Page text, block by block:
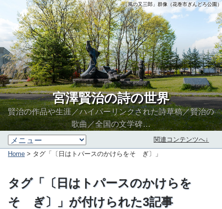
「風の又三郎」群像（花巻市ぎんどろ公園）
宮澤賢治の詩の世界
賢治の作品や生涯／ハイパーリンクされた詩草稿／賢治の
歌曲／全国の文学碑…
関連コンテンツへ↓
Home > タグ「〔日はトパースのかけらをそゝぎ〕」
タグ「〔日はトパースのかけらを
そゝぎ〕」が付けられた3記事